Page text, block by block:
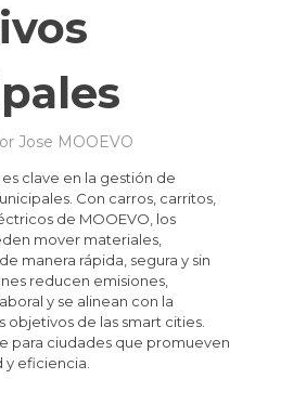
Jose MOOEVO
clave en la gestión de
Con carros, carritos,
de MOOEVO, los
mover materiales,
manera rápida, segura y sin
reducen emisiones,
y se alinean con la
objetivos de las smart cities.
para ciudades que promueven
eficiencia.